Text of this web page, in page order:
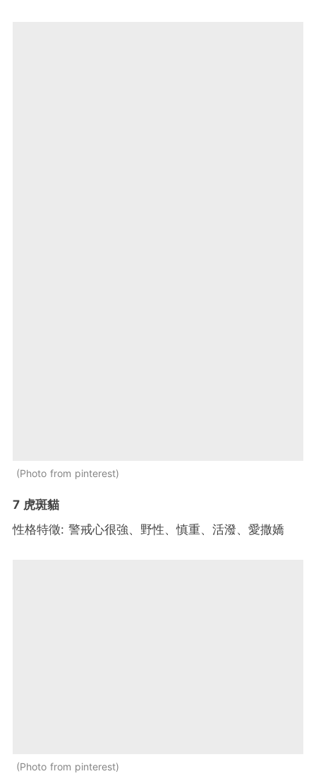
Photo from pinterest
7 虎斑貓
性格特徵: 警戒心很強、野性、慎重、活潑、愛撒嬌
Photo from pinterest